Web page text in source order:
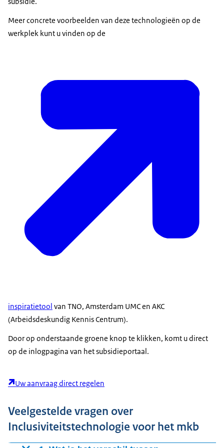
Meer concrete voorbeelden van deze technologieën op de
werkplek kunt u vinden op de
inspiratietool van TNO, Amsterdam UMC en AKC
(Arbeidsdeskundig Kennis Centrum).
Door op onderstaande groene knop te klikken, komt u direct
op de inlogpagina van het subsidieportaal.
Uw aanvraag direct regelen
Veelgestelde vragen over
Inclusiviteitstechnologie voor het mkb